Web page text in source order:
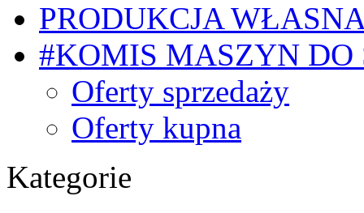
PRODUKCJA
#KOMIS MASZYN DO
Oferty sprzedaży
Oferty kupna
Kategorie